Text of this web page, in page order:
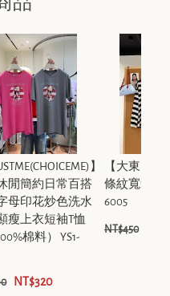
】
閒簡約日常百搭
母印花炒色洗水
瘦上衣短袖T恤
棉料） YS1-
NT$320
【大東
條紋寬鬆百
6005
NT$450